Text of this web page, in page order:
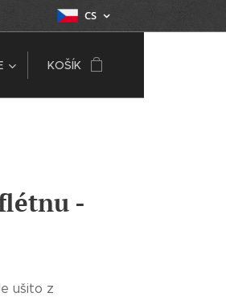
CS
KOŠÍK
-
ušito z